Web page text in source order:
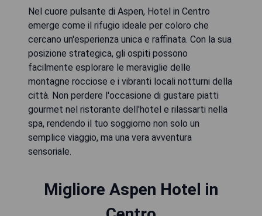
Nel cuore pulsante di Aspen, Hotel in Centro
emerge come il rifugio ideale per coloro che
cercano un'esperienza unica e raffinata. Con la sua
posizione strategica, gli ospiti possono
facilmente esplorare le meraviglie delle
montagne rocciose e i vibranti locali notturni della
città. Non perdere l'occasione di gustare piatti
gourmet nel ristorante dell'hotel e rilassarti nella
spa, rendendo il tuo soggiorno non solo un
semplice viaggio, ma una vera avventura
sensoriale.
Migliore Aspen Hotel in